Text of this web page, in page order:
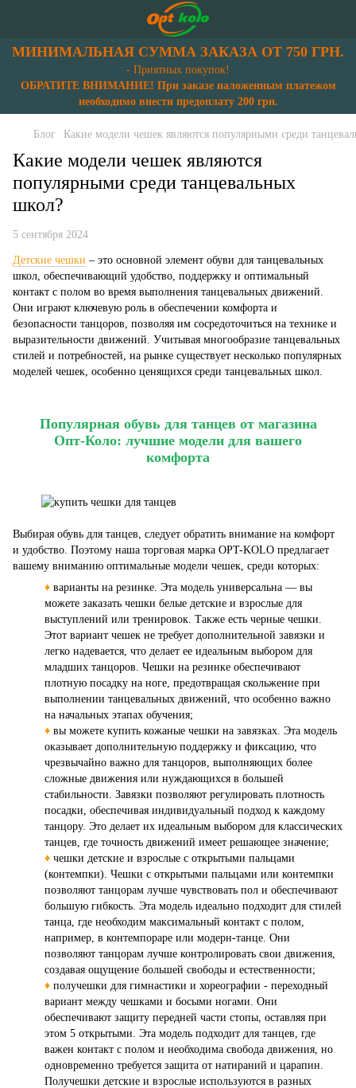
МИНИМАЛЬНАЯ СУММА ЗАКАЗА ОТ 750 ГРН.
- Приятных покупок!
ОБРАТИТЕ ВНИМАНИЕ! При заказе наложенным платежом
необходимо внести предоплату 200 грн.
Блог Какие модели чешек являются популярными среди
Какие модели чешек являются
популярными среди танцевальных
школ?
5 сентября 2024
Детские чешки – это основной элемент обуви для танцевальных
школ, обеспечивающий удобство, поддержку и оптимальный
контакт с полом во время выполнения танцевальных движений.
Они играют ключевую роль в обеспечении комфорта и
безопасности танцоров, позволяя им сосредоточиться на технике и
выразительности движений. Учитывая многообразие танцевальных
стилей и потребностей, на рынке существует несколько популярных
моделей чешек, особенно ценящихся среди танцевальных школ.
Популярная обувь для танцев от магазина
Опт-Коло: лучшие модели для вашего
комфорта
Выбирая обувь для танцев, следует обратить внимание на комфорт
и удобство. Поэтому наша торговая марка OPT-KOLO предлагает
вашему вниманию оптимальные модели чешек, среди которых:
♦ варианты на резинке. Эта модель универсальна — вы
можете заказать чешки белые детские и взрослые для
выступлений или тренировок. Также есть черные чешки.
Этот вариант чешек не требует дополнительной завязки и
легко надевается, что делает ее идеальным выбором для
младших танцоров. Чешки на резинке обеспечивают
плотную посадку на ноге, предотвращая скольжение при
выполнении танцевальных движений, что особенно важно
на начальных этапах обучения;
♦ вы можете купить кожаные чешки на завязках. Эта модель
оказывает дополнительную поддержку и фиксацию, что
чрезвычайно важно для танцоров, выполняющих более
сложные движения или нуждающихся в большей
стабильности. Завязки позволяют регулировать плотность
посадки, обеспечивая индивидуальный подход к каждому
танцору. Это делает их идеальным выбором для классических
танцев, где точность движений имеет решающее значение;
♦ чешки детские и взрослые с открытыми пальцами
(контемпки). Чешки с открытыми пальцами или контемпки
позволяют танцорам лучше чувствовать пол и обеспечивают
большую гибкость. Эта модель идеально подходит для стилей
танца, где необходим максимальный контакт с полом,
например, в контемпораре или модерн-танце. Они
позволяют танцорам лучше контролировать свои движения,
создавая ощущение большей свободы и естественности;
♦ получешки для гимнастики и хореографии - переходный
вариант между чешками и босыми ногами. Они
обеспечивают защиту передней части стопы, оставляя при
этом 5 открытыми. Эта модель подходит для танцев, где
важен контакт с полом и необходима свобода движения, но
одновременно требуется защита от натираний и царапин.
Получешки детские и взрослые используются в разных